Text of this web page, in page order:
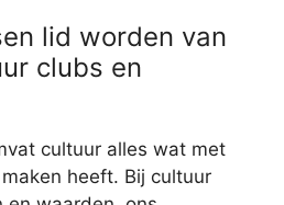
lid worden van
clubs en
cultuur alles wat met
heeft. Bij cultuur